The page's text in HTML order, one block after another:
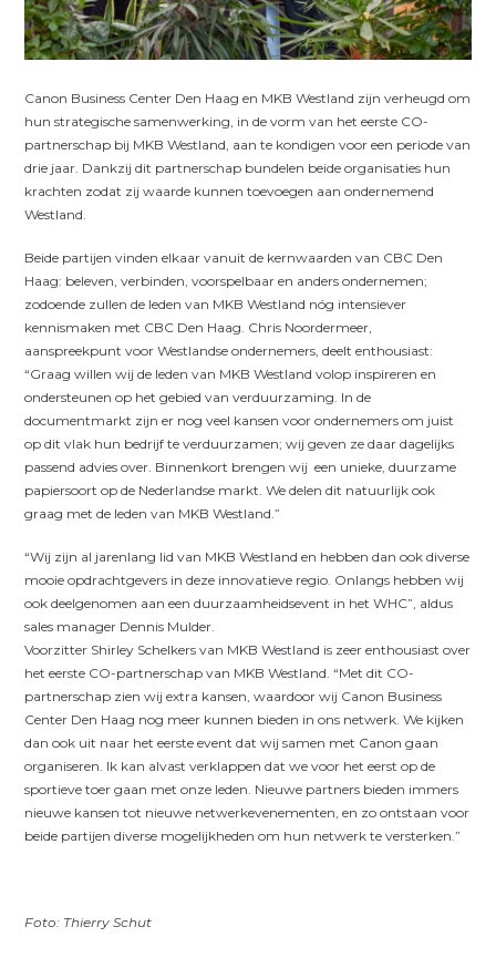
Canon Business Center Den Haag en MKB Westland zijn verheugd om
hun strategische samenwerking, in de vorm van het eerste CO-
partnerschap bij MKB Westland, aan te kondigen voor een periode van
drie jaar. Dankzij dit partnerschap bundelen beide organisaties hun
krachten zodat zij waarde kunnen toevoegen aan ondernemend
Westland.
Beide partijen vinden elkaar vanuit de kernwaarden van CBC Den
Haag: beleven, verbinden, voorspelbaar en anders ondernemen;
zodoende zullen de leden van MKB Westland nóg intensiever
kennismaken met CBC Den Haag. Chris Noordermeer,
aanspreekpunt voor Westlandse ondernemers, deelt enthousiast:
“Graag willen wij de leden van MKB Westland volop inspireren en
ondersteunen op het gebied van verduurzaming. In de
documentmarkt zijn er nog veel kansen voor ondernemers om juist
op dit vlak hun bedrijf te verduurzamen; wij geven ze daar dagelijks
passend advies over. Binnenkort brengen wij een unieke, duurzame
papiersoort op de Nederlandse markt. We delen dit natuurlijk ook
graag met de leden van MKB Westland.”
“Wij zijn al jarenlang lid van MKB Westland en hebben dan ook diverse
mooie opdrachtgevers in deze innovatieve regio. Onlangs hebben wij
ook deelgenomen aan een duurzaamheidsevent in het WHC”, aldus
sales manager Dennis Mulder.
Voorzitter Shirley Schelkers van MKB Westland is zeer enthousiast over
het eerste CO-partnerschap van MKB Westland. “Met dit CO-
partnerschap zien wij extra kansen, waardoor wij Canon Business
Center Den Haag nog meer kunnen bieden in ons netwerk. We kijken
dan ook uit naar het eerste event dat wij samen met Canon gaan
organiseren. Ik kan alvast verklappen dat we voor het eerst op de
sportieve toer gaan met onze leden. Nieuwe partners bieden immers
nieuwe kansen tot nieuwe netwerkevenementen, en zo ontstaan voor
beide partijen diverse mogelijkheden om hun netwerk te versterken.”
Foto: Thierry Schut